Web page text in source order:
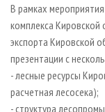
ИНСТРУМЕНТ И
БИБЛИОТЕКА
В рамках
комплекса
экспорта Кировской
презентации с
- лесные ресурсы
расчетная лесосека);
- структура